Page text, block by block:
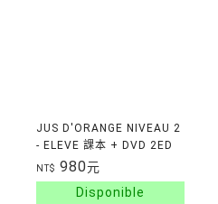
JUS D'ORANGE NIVEAU 2
- ELEVE 課本 + DVD 2ED
NT$ 980元